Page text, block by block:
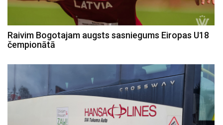
Raivim Bogotajam augsts sasniegums Eiropas U18
čempionātā